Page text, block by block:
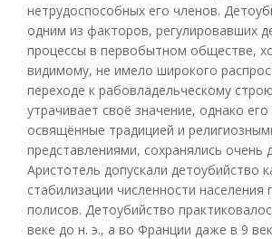
нетрудоспособных его членов.
одним из факторов, регулировавших
процессы в первобытном обществе,
видимому, не имело широкого
переходе к рабовладельческому
утрачивает своё значение, однако
освящённые традицией и
представлениями, сохранялись очень
Аристотель допускали детоубийство
стабилизации численности населения
полисов. Детоубийство
веке до н. э., а во Франции даже в 9